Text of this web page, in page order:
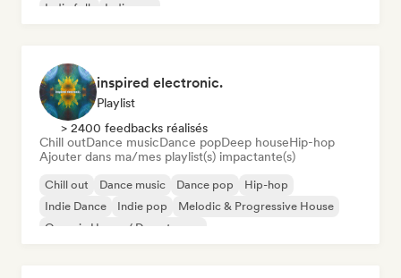
Indie folk
Indie pop
inspired electronic.
Playlist
> 2400 feedbacks réalisés
Chill outDance musicDance popDeep houseHip-hop
Ajouter dans ma/mes playlist(s) impactante(s)
Chill out Dance music Dance pop
Hip-hop
Indie Dance
Indie pop
Melodic & Progressive House
Organic House / Downtempo